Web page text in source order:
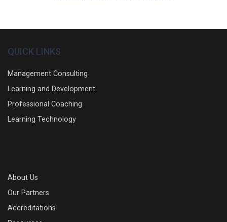
QUICK LINKS
Management Consulting
Learning and Development
Professional Coaching
Learning Technology
About Us
Our Partners
Accreditations